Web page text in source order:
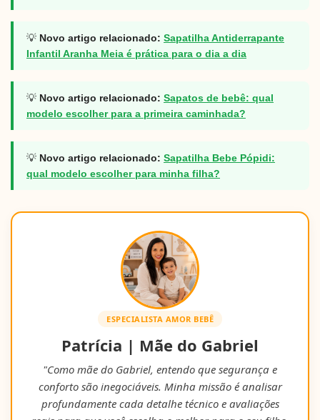
💡 Novo artigo relacionado: Sapatilha Antiderrapante
Infantil Aranha Meia é prática para o dia a dia
💡 Novo artigo relacionado: Sapatos de bebê: qual
modelo escolher para a primeira caminhada?
💡 Novo artigo relacionado: Sapatilha Bebe Pópidi:
qual modelo escolher para minha filha?
ESPECIALISTA AMOR BEBÊ
Patrícia | Mãe do Gabriel
"Como mãe do Gabriel, entendo que segurança e
conforto são inegociáveis. Minha missão é analisar
profundamente cada detalhe técnico e avaliações